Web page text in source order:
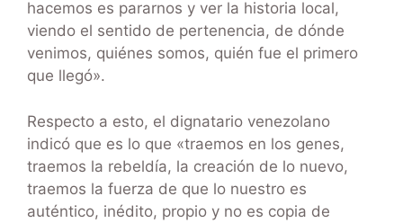
hacemos es pararnos y ver la historia local,
viendo el sentido de pertenencia, de dónde
venimos, quiénes somos, quién fue el primero
que llegó».
Respecto a esto, el dignatario venezolano
indicó que es lo que «traemos en los genes,
traemos la rebeldía, la creación de lo nuevo,
traemos la fuerza de que lo nuestro es
auténtico, inédito, propio y no es copia de